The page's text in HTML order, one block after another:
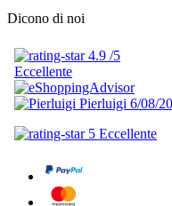
Dicono di noi